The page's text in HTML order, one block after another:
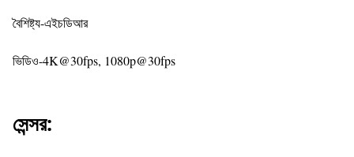
বৈশিষ্ট্য-এইচডিআর
ভিডিও-4K@30fps, 1080p@30fps
সেন্সর: